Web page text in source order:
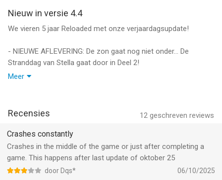
op 7 Aug om 14:51.
Nieuw in versie 4.4
We vieren 5 jaar Reloaded met onze verjaardagsupdate!
- NIEUWE AFLEVERING: De zon gaat nog niet onder... De
Stranddag van Stella gaat door in Deel 2!
- NIEUWE FUNCTIE: Gale komt aan op Gouden Eiland!
- BONUSLEVELS: Steel de show met Grote knor-bonuslevels!
- VERJAARDAGSKOSTUUM-WEDSTRIJD: Kom bij onze Discord
om mee te doen en te laten zien hoe creatief je bent!
Meer
12 geschreven reviews
Recensies
Crashes constantly
Crashes in the middle of the game or just after completing a
game. This happens after last update of oktober 25
door Dqs* 06/10/2025